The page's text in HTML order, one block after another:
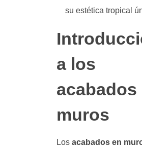
su estética tropical
a los
acabados
muros
Los acabados en